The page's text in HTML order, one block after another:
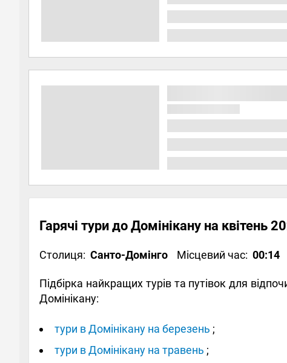
Гарячі тури до Домінікану на квітень
Столиця: Санто-Домінго Місцевий час: 00:14
Підбірка найкращих турів та путівок для
Домінікану:
тури в Домінікану на березень ;
тури в Домінікану на травень ;